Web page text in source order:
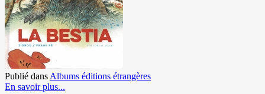
Publié dans Albums éditions étrangères
En savoir plus...